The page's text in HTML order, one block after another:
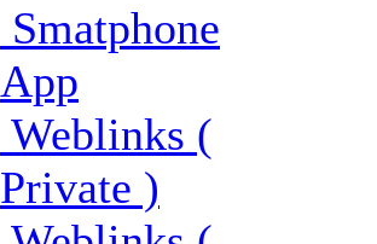
Smatphone
App
Weblinks (
Private )